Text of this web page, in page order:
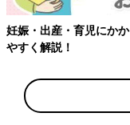
かり 【ワクチン接